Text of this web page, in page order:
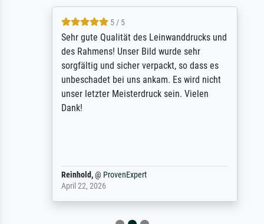
5 / 5
Sehr gute Qualität des Leinwanddrucks und
des Rahmens! Unser Bild wurde sehr
sorgfältig und sicher verpackt, so dass es
unbeschadet bei uns ankam. Es wird nicht
unser letzter Meisterdruck sein. Vielen
Dank!
Reinhold,@ProvenExpert
April 22, 2026